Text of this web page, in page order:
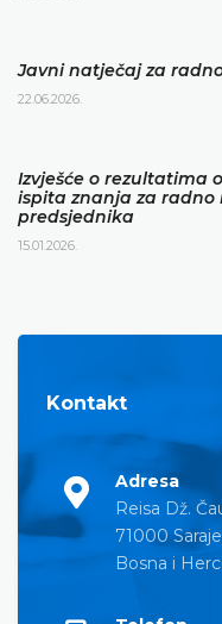
Javni natječaj za
22.06.2026.
Izvješće o rezultatima
ispita znanja za radno
predsjednika
15.01.2026.
Kontakt
Adresa
Reisa Dž.
71000
Bosna i